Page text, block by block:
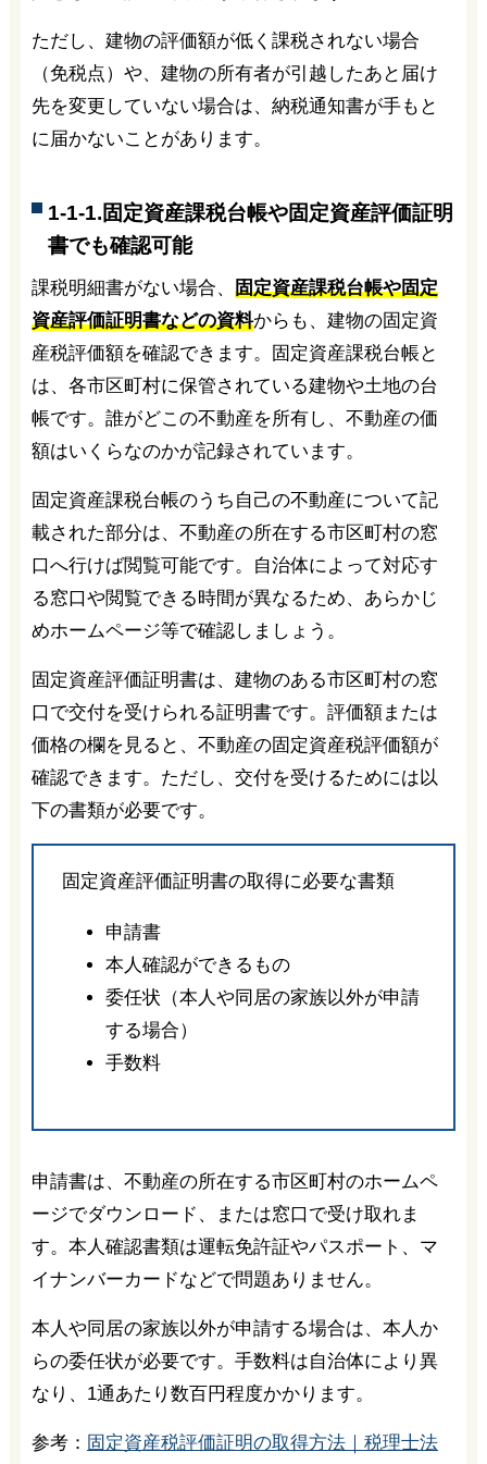
ただし、建物の評価額が低く課税されない場合
（免税点）や、建物の所有者が引越したあと届け
先を変更していない場合は、納税通知書が手もと
に届かないことがあります。
1-1-1.固定資産課税台帳や固定資産評価証明
書でも確認可能
課税明細書がない場合、 固定資産課税台帳や固定
資産評価証明書などの資料からも、建物の固定資
産税評価額を確認できます。固定資産課税台帳と
は、各市区町村に保管されている建物や土地の台
帳です。誰がどこの不動産を所有し、不動産の価
額はいくらなのかが記録されています。
固定資産課税台帳のうち自己の不動産について記
載された部分は、不動産の所在する市区町村の窓
口へ行けば閲覧可能です。自治体によって対応す
る窓口や閲覧できる時間が異なるため、あらかじ
めホームページ等で確認しましょう。
固定資産評価証明書は、建物のある市区町村の窓
口で交付を受けられる証明書です。評価額または
価格の欄を見ると、不動産の固定資産税評価額が
確認できます。ただし、交付を受けるためには以
下の書類が必要です。
固定資産評価証明書の取得に必要な書類
申請書
本人確認ができるもの
委任状（本人や同居の家族以外が申請
する場合）
手数料
申請書は、不動産の所在する市区町村のホームペ
ージでダウンロード、または窓口で受け取れま
す。本人確認書類は運転免許証やパスポート、マ
イナンバーカードなどで問題ありません。
本人や同居の家族以外が申請する場合は、本人か
らの委任状が必要です。手数料は自治体により異
なり、1通あたり数百円程度かかります。
参考： 固定資産税評価証明の取得方法｜税理士法